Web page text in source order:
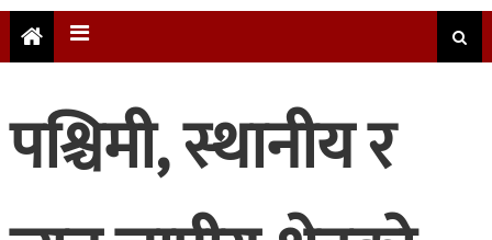
पश्चिमी, स्थानीय र